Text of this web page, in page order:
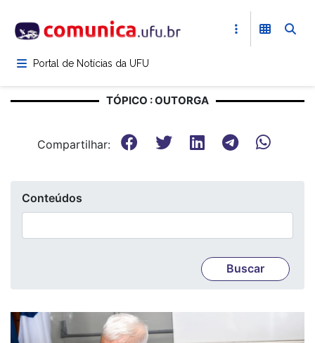
para
conteúdoPortal de Notícias da UFU
TÓPICO : OUTORGA
Compartilhar:
Conteúdos